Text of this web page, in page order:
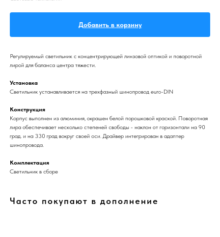
Добавить в корзину
Регулируемый светильник с концентрирующей линзовой оптикой и поворотной
лирой для баланса центра тяжести.
Установка
Светильник устанавливается на трехфазный шинопровод euro-DIN
Конструкция
Корпус выполнен из алюминия, окрашен белой порошковой краской. Поворотная
лира обеспечивает несколько степеней свободы - наклон от горизонтали на 90
град. и на 330 град вокруг своей оси. Драйвер интегрирован в адаптер
шинопровода.
Комплектация
Светильник в сборе
Часто покупают в дополнение